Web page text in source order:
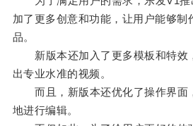
加了更多创意和功能，让用户能够制
品。
新版本还加入了更多模板和特效
出专业水准的视频。
而且，新版本还优化了操作界面
地进行编辑。